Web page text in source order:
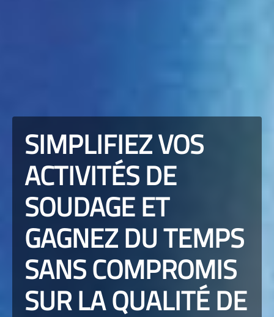
SIMPLIFIEZ VOS
ACTIVITÉS DE
SOUDAGE ET
GAGNEZ DU TEMPS
SANS COMPROMIS
SUR LA QUALITÉ DE